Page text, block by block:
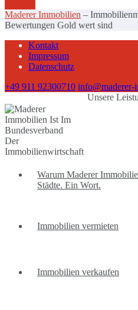
Maderer Immobilien –
Bewertungen Gold wert sind
Kontakt
Impressum
Datenschutz
+49 911 92300710 info@maderer-
Unsere
Warum Maderer
Städte. Ein Wort.
Immobilien vermieten
Immobilien verkaufen